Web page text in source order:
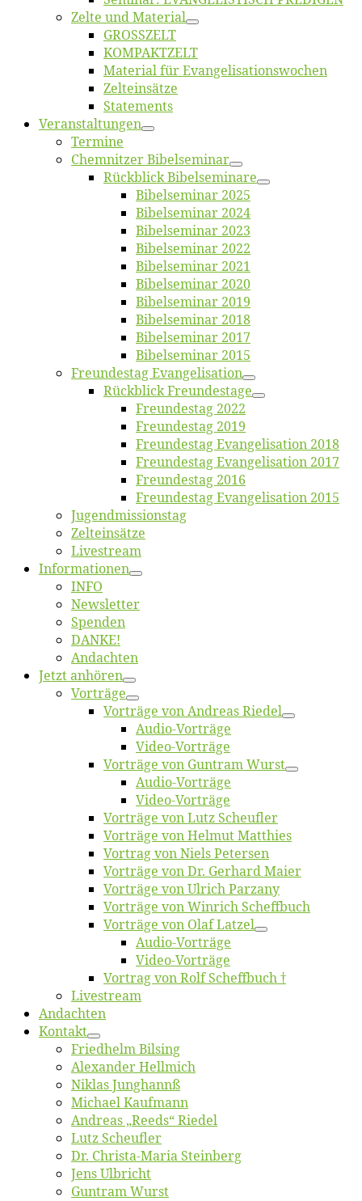
Zel­te und Material
GROSSZELT
KOMPAKTZELT
Ma­te­ri­al für Evangelisationswochen
Zelt­ein­sät­ze
State­ments
Ver­an­stal­tun­gen
Ter­mi­ne
Chemnit­zer Bibelseminar
Rück­blick Bibelseminare
Bi­bel­se­mi­nar 2025
Bi­bel­se­mi­nar 2024
Bi­bel­se­mi­nar 2023
Bi­bel­se­mi­nar 2022
Bi­bel­se­mi­nar 2021
Bi­bel­se­mi­nar 2020
Bi­bel­se­mi­nar 2019
Bi­bel­se­mi­nar 2018
Bibelsemi­nar 2017
Bibelsemi­nar 2015
Freun­des­tag Evangelisation
Rück­blick Freundestage
Freun­des­tag 2022
Freun­des­tag 2019
Freun­des­tag Evan­ge­li­sa­ti­on 2018
Freun­des­tag Evan­ge­li­sa­ti­on 2017
Freun­des­tag 2016
Freun­des­tag Evan­ge­li­sa­ti­on 2015
Jugend­mis­sions­tag
Zelt­ein­sät­ze
Live­stream
Informatio­nen
INFO
News­let­ter
Spen­den
DANKE!
An­dach­ten
Jetzt an­hö­ren
Vor­trä­ge
Vor­trä­ge von An­dre­as Riedel
Au­dio-Vor­trä­ge
Vi­deo-Vor­trä­ge
Vor­trä­ge von Gun­tram Wurst
Au­dio-Vor­trä­ge
Vi­deo-Vor­trä­ge
Vor­trä­ge von Lutz Scheufler
Vor­trä­ge von Hel­mut Matthies
Vor­trag von Niels Petersen
Vor­trä­ge von Dr. Ger­hard Maier
Vor­trä­ge von Ul­rich Parzany
Vor­trä­ge von Win­rich Scheffbuch
Vor­trä­ge von Olaf Latzel
Au­dio-Vor­trä­ge
Vi­deo-Vor­trä­ge
Vor­trag von Rolf Scheffbuch †
Live­stream
An­dach­ten
Kon­takt
Fried­helm Bilsing
Alex­an­der Hellmich
Ni­klas Junghannß
Mi­cha­el Kaufmann
An­dre­as „Reeds“ Riedel
Lutz Scheuf­ler
Dr. Chris­­ta-Ma­ria Steinberg
Jens Ulb­richt
Gun­tram Wurst